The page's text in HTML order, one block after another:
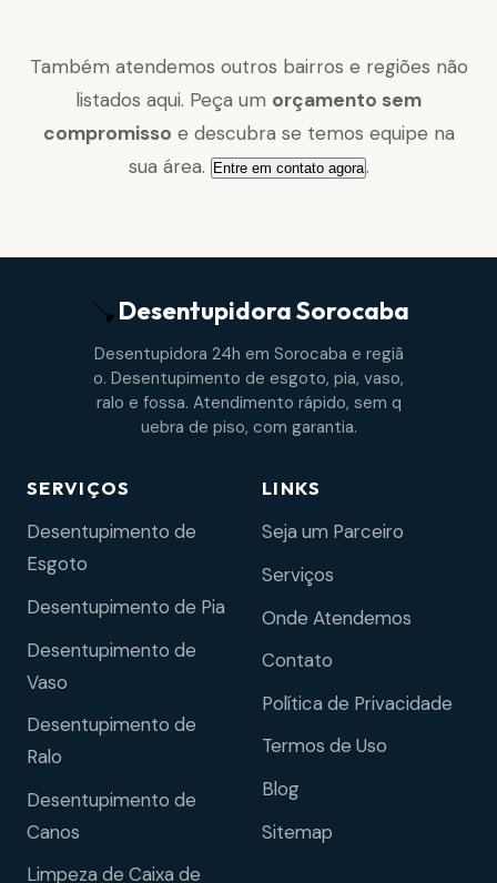
Também atendemos outros bairros e regiões não
listados aqui. Peça um orçamento sem
compromisso e descubra se temos equipe na
sua área. Entre em contato agora.
DesentupidoraSorocaba
Desentupidora 24h em Sorocaba e regiã
o. Desentupimento de esgoto, pia, vaso,
ralo e fossa. Atendimento rápido, sem q
uebra de piso, com garantia.
SERVIÇOS
Desentupimento de
Esgoto
Desentupimento de Pia
Desentupimento de
Vaso
Desentupimento de
Ralo
Desentupimento de
Canos
Limpeza de Caixa de
LINKS
Seja um Parceiro
Serviços
Onde Atendemos
Contato
Política de Privacidade
Termos de Uso
Blog
Sitemap